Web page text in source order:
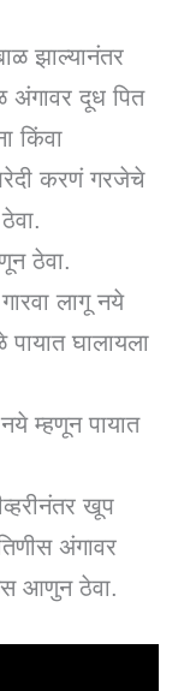
झाल्यानंतर
अंगावर दूध पित
किंवा
करणं गरजेचे
ठेवा.
लागू नये
घालायला
म्हणून पायात
खूप
अंगावर
आणुन ठेवा.